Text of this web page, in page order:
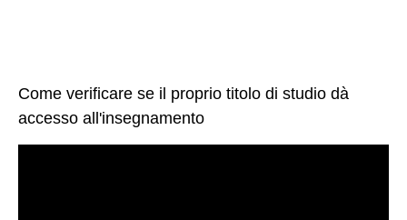
Come verificare se il proprio titolo di studio dà
accesso all'insegnamento